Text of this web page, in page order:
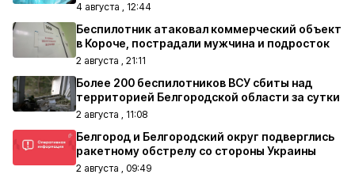
4 августа , 12:44
Беспилотник атаковал коммерческий объект
в Короче, пострадали мужчина и подросток
2 августа , 21:11
Более 200 беспилотников ВСУ сбиты над
территорией Белгородской области за сутки
2 августа , 11:08
Белгород и Белгородский округ подверглись
ракетному обстрелу со стороны Украины
2 августа , 09:49